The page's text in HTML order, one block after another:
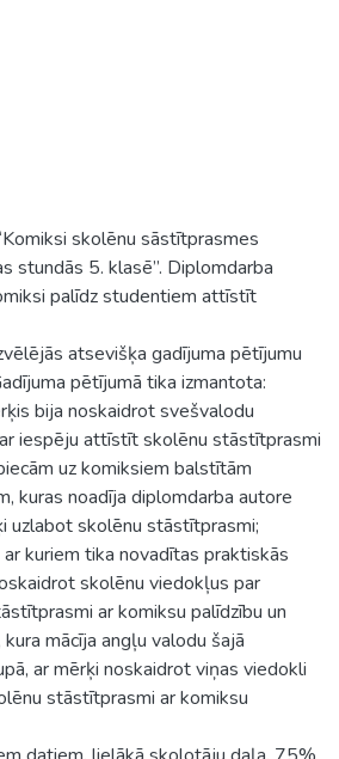
skolēnu sāstītprasmes
stundās 5. klasē”. Diplomdarba
palīdz studentiem attīstīt
atsevišķa gadījuma pētījumu
pētījumā tika izmantota:
bija noskaidrot svešvalodu
iespēju attīstīt skolēnu stāstītprasmi
uz komiksiem balstītām
kuras noadīja diplomdarba autore
uzlabot skolēnu stāstītprasmi;
kuriem tika novadītas praktiskās
skolēnu viedokļus par
ar komiksu palīdzību un
mācīja angļu valodu šajā
ar mērķi noskaidrot viņas viedokli
stāstītprasmi ar komiksu